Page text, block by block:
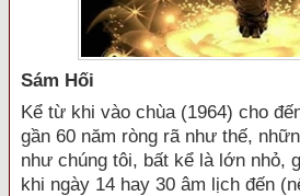
Sám Hối
Kể từ khi vào chùa (1964) cho
gần 60 năm ròng rã như thế,
như chúng tôi, bất kể là lớn nhỏ,
khi ngày 14 hay 30 âm lịch đến